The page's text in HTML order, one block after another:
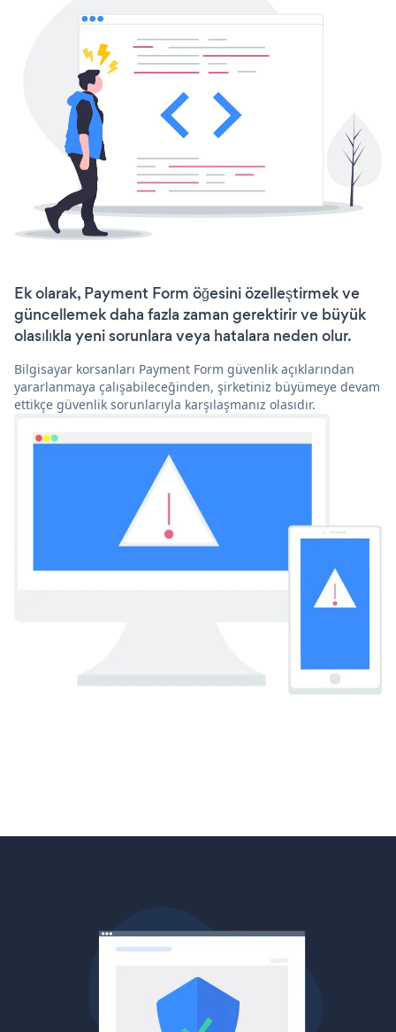
Ek olarak, Payment Form öğesini özelleştirmek ve
güncellemek daha fazla zaman gerektirir ve büyük
olasılıkla yeni sorunlara veya hatalara neden olur.
Bilgisayar korsanları Payment Form güvenlik açıklarından
yararlanmaya çalışabileceğinden, şirketiniz büyümeye devam
ettikçe güvenlik sorunlarıyla karşılaşmanız olasıdır.